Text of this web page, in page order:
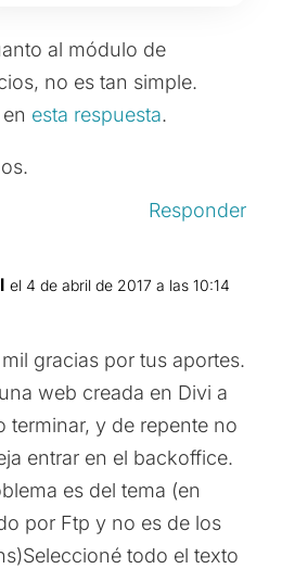
al módulo de
no es tan simple.
esta respuesta.
Responder
el 4 de abril de 2017 a las 10:14
gracias por tus aportes.
web creada en Divi a
terminar, y de repente no
entrar en el backoffice.
es del tema (en
por Ftp y no es de los
todo el texto